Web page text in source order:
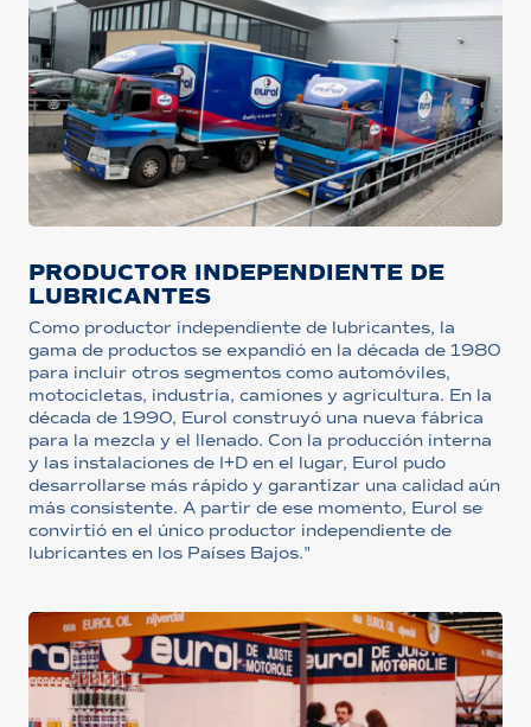
PRODUCTOR INDEPENDIENTE DE
LUBRICANTES
Como productor independiente de lubricantes, la
gama de productos se expandió en la década de 1980
para incluir otros segmentos como automóviles,
motocicletas, industria, camiones y agricultura. En la
década de 1990, Eurol construyó una nueva fábrica
para la mezcla y el llenado. Con la producción interna
y las instalaciones de I+D en el lugar, Eurol pudo
desarrollarse más rápido y garantizar una calidad aún
más consistente. A partir de ese momento, Eurol se
convirtió en el único productor independiente de
lubricantes en los Países Bajos."